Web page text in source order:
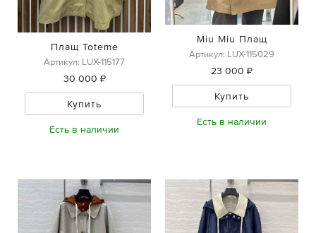
Плащ Toteme
Артикул: LUX-115177
30 000 ₽
Купить
Есть в наличии
Miu Miu Плащ
Артикул: LUX-115029
23 000 ₽
Купить
Есть в наличии